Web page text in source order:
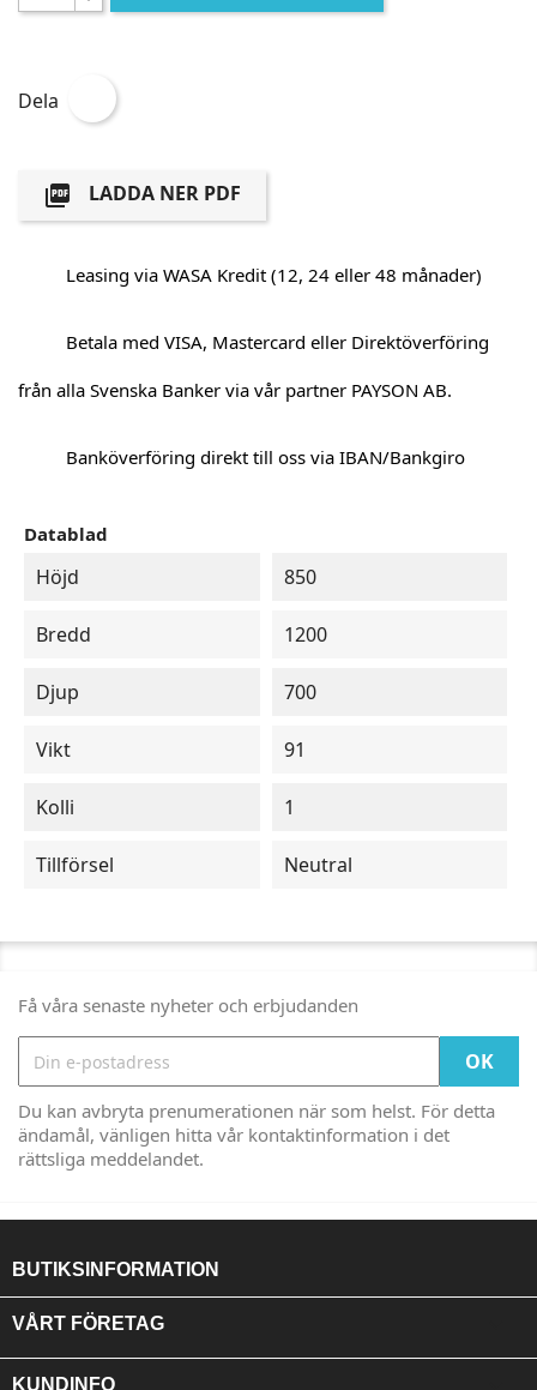
Dela
 LADDA NER PDF
Leasing via WASA Kredit (12, 24 eller 48 månader)
Betala med VISA, Mastercard eller Direktöverföring
från alla Svenska Banker via vår partner PAYSON AB.
Banköverföring direkt till oss via IBAN/Bankgiro
Datablad
Höjd 850
Bredd 1200
Djup 700
Vikt 91
Kolli 1
Tillförsel Neutral
Få våra senaste nyheter och erbjudanden
Du kan avbryta prenumerationen när som helst. För detta
ändamål, vänligen hitta vår kontaktinformation i det
rättsliga meddelandet.
BUTIKSINFORMATION
VÅRT FÖRETAG
KUNDINFO